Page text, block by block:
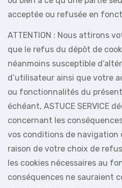
acceptée ou refusée en
ATTENTION : Nous attirons
que le refus du dépôt de
néanmoins susceptible
d’utilisateur ainsi que votre
ou fonctionnalités du
échéant, ASTUCE SERVICE
concernant les
vos conditions de
raison de votre choix de
les cookies nécessaires au
conséquences ne sauraient